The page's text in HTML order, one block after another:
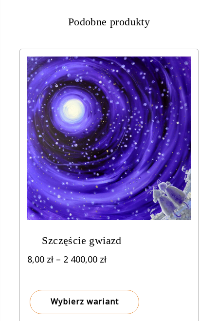
Podobne produkty
Szczęście gwiazd
8,00 zł – 2 400,00 złZakres
8,00 zł
do
Wybierz wariant